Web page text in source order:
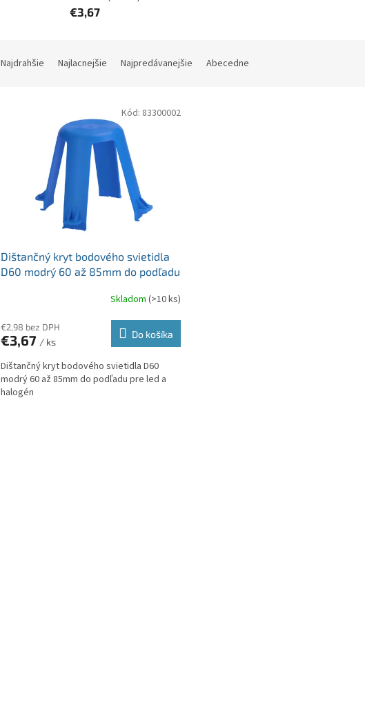
€3,67
Najdrahšie Najlacnejšie Najpredávanejšie Abecedne
Dištančný kryt bodového svietidla
D60 modrý 60 až 85mm do podľadu
Skladom (>10 ks)
€2,98 bez DPH
€3,67 / ks
Do košíka
Dištančný kryt bodového svietidla D60
modrý 60 až 85mm do podľadu pre led a
halogén
Kód: 83300002